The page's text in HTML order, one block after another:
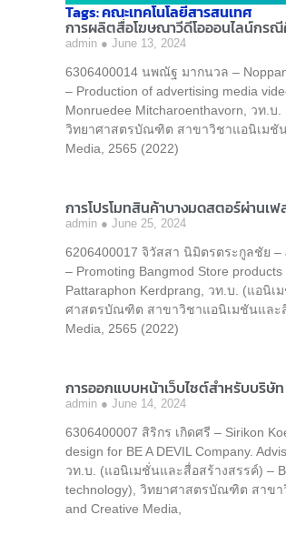
Tags: คณะเทคโนโลยีสารสนเทศ
การผลิตสื่อโฆษณาวีดีโอออนไลน์กร
admin June 13, 2024
6306400014 นพณัฐ มากนวล –
– Production of advertising media
Monruedee Mitcharoenthavorn, วท.
วิทยาศาสตรบัณฑิต สาขาวิชาแอนิเมชัน
Media, 2565 (2022)
การโปรโมทสินค้าบางมดสตอร์ผ่านเ
admin June 25, 2024
6206400017 จิวัสสา นิมิตรตระกูลชัย
– Promoting Bangmod Store
Pattaraphon Kerdprang, วท.บ. (แอนิ
ศาสตรบัณฑิต สาขาวิชาแอนิเมชันและสื่
Media, 2565 (2022)
การออกแบบหน้าเว็บไซต์สำหรับบริษัท
admin June 14, 2024
6306400007 สิริกร เกิดศรี – Sirikon
design for BE A DEVIL Company.
วท.บ. (แอนิเมชั่นและสื่อสร้างสรรค์) –
technology), วิทยาศาสตรบัณฑิต สาขา
and Creative Media,